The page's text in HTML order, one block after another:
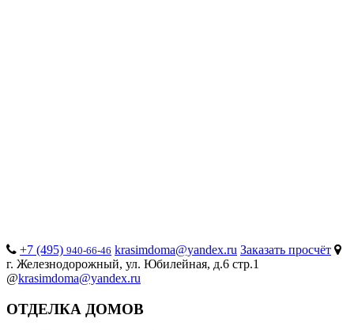
+7 (495) 940-66-46 krasimdoma@yandex.ru Заказать просчёт
г. Железнодорожный, ул. Юбилейная, д.6 стр.1
@krasimdoma@yandex.ru
ОТДЕЛКА ДОМОВ